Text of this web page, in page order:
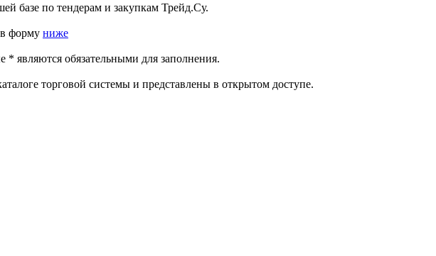
базе по тендерам и закупкам Трейд.Су.
форму ниже
* являются обязательными для заполнения.
торговой системы и представлены в открытом доступе.